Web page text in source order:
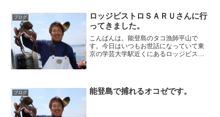
ブログ
ロッジビストロＳＡＲＵさんに行
ってきました。
こんばんは。能登島のタコ漁師平山で
す。今日はいつもお世話になっていて東
京の学芸大学駅近くにあるロッジビスト
ブログ 能登島で捕れるオコゼです。